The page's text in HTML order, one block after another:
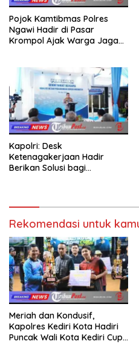
Pojok Kamtibmas Polres
Ngawi Hadir di Pasar
Krompol Ajak Warga Jaga
Kapolri: Desk
Ketenagakerjaan Hadir
Berikan Solusi bagi
Rekomendasi untuk
Meriah dan Kondusif,
Kapolres Kediri Kota Hadiri
Puncak Wali Kota Kediri Cup